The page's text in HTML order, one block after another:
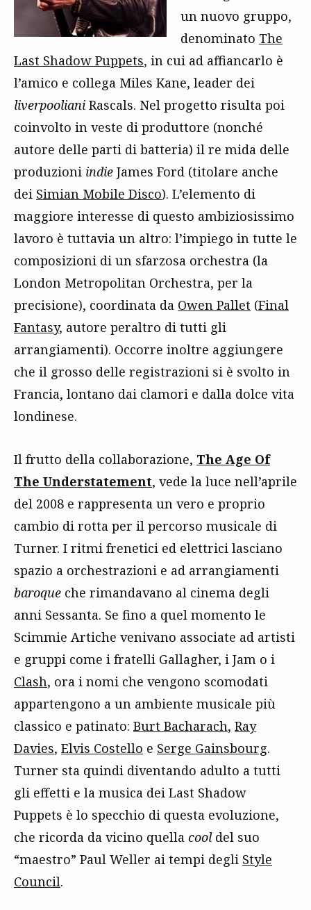
un nuovo gruppo,
denominato The
Last Shadow Puppets, in cui ad affiancarlo è
l’amico e collega Miles Kane, leader dei
liverpooliani Rascals. Nel progetto risulta poi
coinvolto in veste di produttore (nonché
autore delle parti di batteria) il re mida delle
produzioni indie James Ford (titolare anche
dei Simian Mobile Disco). L’elemento di
maggiore interesse di questo ambiziosissimo
lavoro è tuttavia un altro: l’impiego in tutte le
composizioni di un sfarzosa orchestra (la
London Metropolitan Orchestra, per la
precisione), coordinata da Owen Pallet (Final
Fantasy, autore peraltro di tutti gli
arrangiamenti). Occorre inoltre aggiungere
che il grosso delle registrazioni si è svolto in
Francia, lontano dai clamori e dalla dolce vita
londinese.
Il frutto della collaborazione, The Age Of
The Understatement, vede la luce nell’aprile
del 2008 e rappresenta un vero e proprio
cambio di rotta per il percorso musicale di
Turner. I ritmi frenetici ed elettrici lasciano
spazio a orchestrazioni e ad arrangiamenti
baroque che rimandavano al cinema degli
anni Sessanta. Se fino a quel momento le
Scimmie Artiche venivano associate ad artisti
e gruppi come i fratelli Gallagher, i Jam o i
Clash, ora i nomi che vengono scomodati
appartengono a un ambiente musicale più
classico e patinato: Burt Bacharach, Ray
Davies, Elvis Costello e Serge Gainsbourg.
Turner sta quindi diventando adulto a tutti
gli effetti e la musica dei Last Shadow
Puppets è lo specchio di questa evoluzione,
che ricorda da vicino quella cooldel suo
“maestro” Paul Weller ai tempi degli Style
Council.